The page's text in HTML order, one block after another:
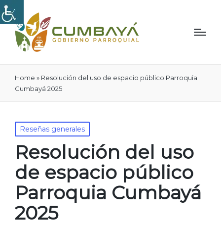
Home » Resolución del uso de espacio público Parroquia
Cumbayá 2025
Publicado
en
Reseñas generales
Resolución del uso
de espacio público
Parroquia Cumbayá
2025